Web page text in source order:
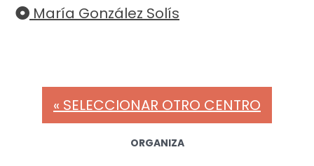
María González Solís
« SELECCIONAR OTRO CENTRO
ORGANIZA